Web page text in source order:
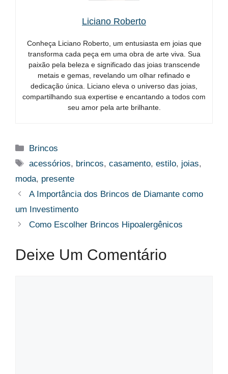
Liciano Roberto
Conheça Liciano Roberto, um entusiasta em joias que
transforma cada peça em uma obra de arte viva. Sua
paixão pela beleza e significado das joias transcende
metais e gemas, revelando um olhar refinado e
dedicação única. Liciano eleva o universo das joias,
compartilhando sua expertise e encantando a todos com
seu amor pela arte brilhante.
Categorias
Brincos
Tags
acessórios, brincos,casamento,estilo, joias,
moda, presente
A Importância dos Brincos de Diamante como
um Investimento
Como Escolher Brincos Hipoalergênicos
Deixe Um Comentário